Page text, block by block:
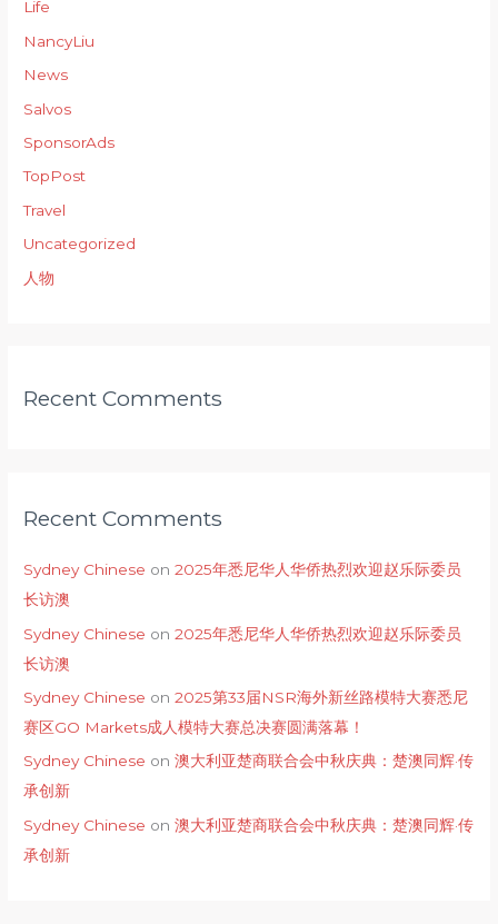
Life
NancyLiu
News
Salvos
SponsorAds
TopPost
Travel
Uncategorized
人物
Recent Comments
Recent Comments
Sydney Chinese on2025年悉尼华人华侨热烈欢迎赵乐际委员
长访澳
Sydney Chinese on2025年悉尼华人华侨热烈欢迎赵乐际委员
长访澳
Sydney Chinese on2025第33届NSR海外新丝路模特大赛悉尼
赛区GO Markets成人模特大赛总决赛圆满落幕！
Sydney Chinese on澳大利亚楚商联合会中秋庆典：楚澳同辉·传
承创新
Sydney Chinese on澳大利亚楚商联合会中秋庆典：楚澳同辉·传
承创新